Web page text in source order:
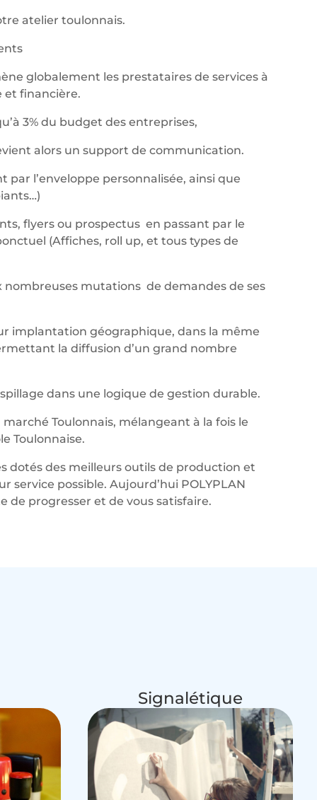
atelier toulonnais.
globalement les prestataires de services à
financière.
3% du budget des entreprises,
alors un support de communication.
l’enveloppe personnalisée, ainsi que
flyers ou prospectus en passant par le
(Affiches, roll up, et tous types de
nombreuses mutations de demandes de ses
implantation géographique, dans la même
la diffusion d’un grand nombre
dans une logique de gestion durable.
marché Toulonnais, mélangeant à la fois le
Toulonnaise.
dotés des meilleurs outils de production et
possible. Aujourd’hui POLYPLAN
de progresser et de vous satisfaire.
Signalétique